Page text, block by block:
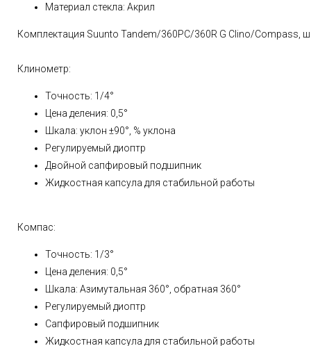
Материал стекла: Акрил
Комплектация Suunto Tandem/360PC/360R G Clino/Compass,
Клинометр:
Точность: 1/4°
Цена деления: 0,5°
Шкала: уклон ±90°, % уклона
Регулируемый диоптр
Двойной сапфировый подшипник
Жидкостная капсула для стабильной работы
Компас:
Точность: 1/3°
Цена деления: 0,5°
Шкала: Азимутальная 360°, обратная 360°
Регулируемый диоптр
Сапфировый подшипник
Жидкостная капсула для стабильной работы